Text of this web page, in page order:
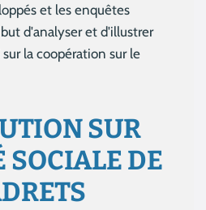
et les enquêtes
d'analyser et d'illustrer
la coopération sur le
SUR
DE